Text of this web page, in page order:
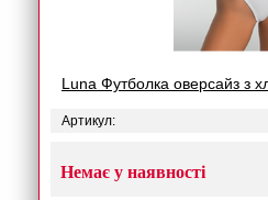
Luna Футболка оверсайз з
Артикул:
Немає у наявності